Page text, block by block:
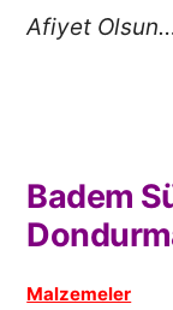
Afiyet
Badem
Malzemeler